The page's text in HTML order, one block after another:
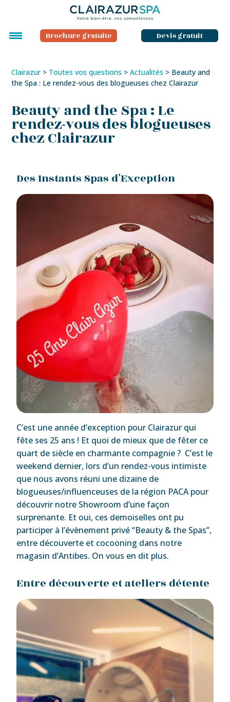
Brochure gratuite Devis gratuit
Clairazur> Toutes vos questions >Actualités > Beauty and
the Spa : Le rendez-vous des blogueuses chez Clairazur
Beauty and the Spa : Le
rendez-vous des blogueuses
chez Clairazur
Des Instants Spas d’Exception
C’est une année d’exception pour Clairazur qui
fête ses 25 ans ! Et quoi de mieux que de fêter ce
quart de siècle en charmante compagnie ? C’est le
weekend dernier, lors d’un rendez-vous intimiste
que nous avons réuni une dizaine de
blogueuses/influenceuses de la région PACA pour
découvrir notre Showroom d’une façon
surprenante. Et oui, ces demoiselles ont pu
participer à l’évènement privé ‘‘Beauty & the Spas’’,
entre découverte et cocooning dans notre
magasin d’Antibes. On vous en dit plus.
Entre découverte et ateliers détente